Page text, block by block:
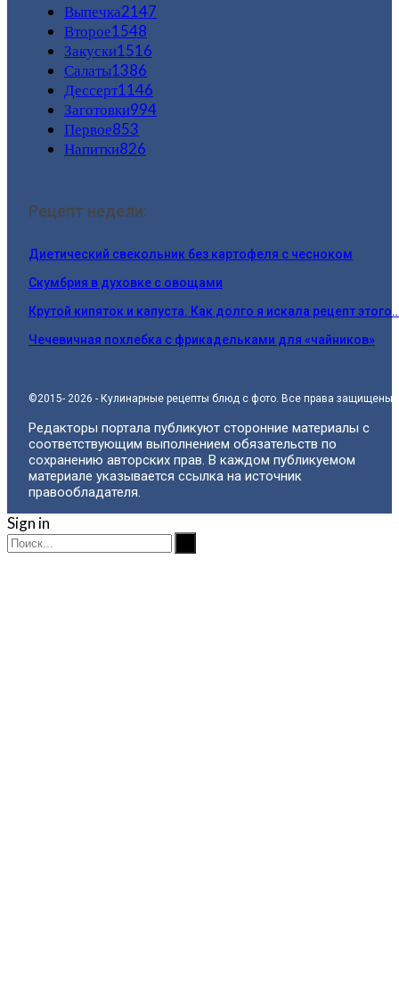
Выпечка2147
Второе1548
Закуски1516
Салаты1386
Дессерт1146
Заготовки994
Первое853
Напитки826
Рецепт недели:
Диетический свекольник без картофеля с чесноком
Скумбрия в духовке с овощами
Крутой кипяток и капуста. Как долго я искала рецепт
Чечевичная похлебка с фрикадельками для «чайников»
©2015- 2026 - Кулинарные рецепты блюд с фото. Все права защищены.
Редакторы портала публикуют сторонние материалы с
соответствующим выполнением обязательств по
сохранению авторских прав. В каждом публикуемом
материале указывается ссылка на источник
правообладателя.
Sign in